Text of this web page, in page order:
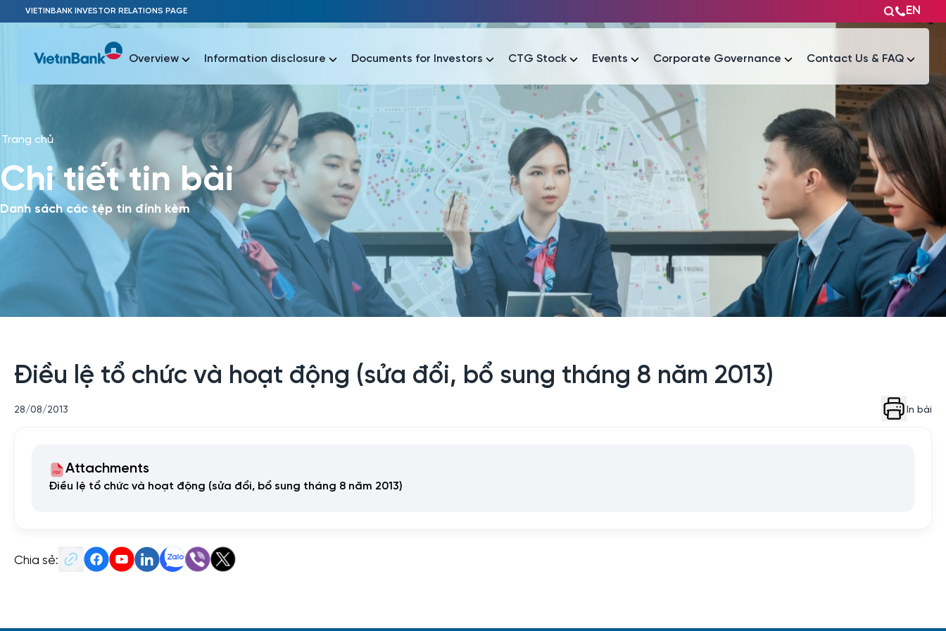
Skip to Main Content
VIETINBANK INVESTOR RELATIONS PAGE EN
Most Popular
Báo cáo tài chính Thông tin giao dịch Công bố thông tin Sự kiện
Overview Information disclosure Documents for Investors CTG Stock Events Corporate Governance Contact Us & FAQ
Most Popular
Báo cáo tài chính Thông tin giao dịch Công bố thông tin Sự kiện Tài liệu
Trang chủ
Chi tiết tin bài
Danh sách các tệp tin đính kèm
Điều lệ tổ chức và hoạt động (sửa đổi, bổ sung tháng 8 năm 2013)
28/08/2013 In bài
Attachments
Điều lệ tổ chức và hoạt động (sửa đổi, bổ sung tháng 8 năm 2013)
Chia sẻ: